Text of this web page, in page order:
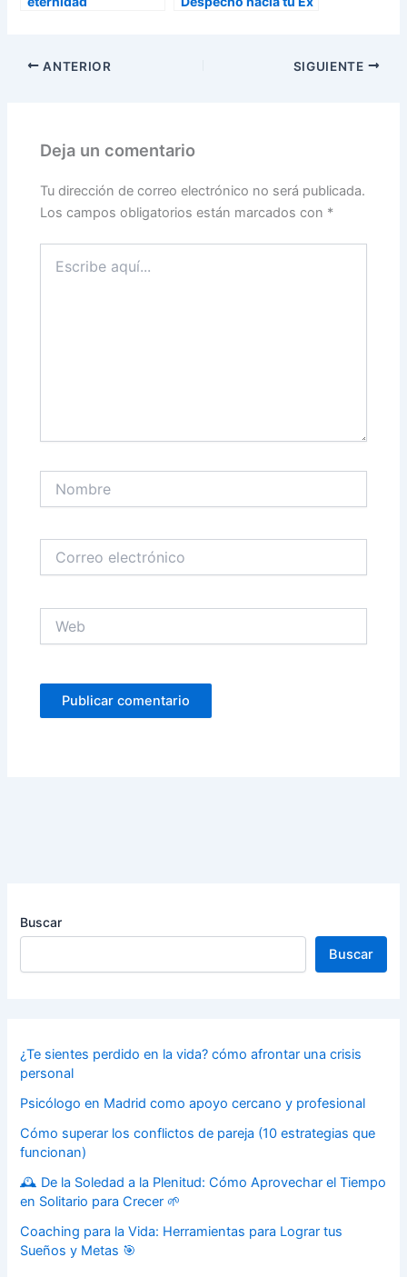
ANTERIOR SIGUIENTE
Deja un comentario
Tu dirección de correo electrónico no será publicada.
Los campos obligatorios están marcados con *
aquí...
electrónico
Buscar
Buscar
¿Te sientes perdido en la vida? cómo afrontar una crisis
personal
Psicólogo en Madrid como apoyo cercano y profesional
Cómo superar los conflictos de pareja (10 estrategias que
funcionan)
🕰️ De la Soledad a la Plenitud: Cómo Aprovechar el Tiempo
en Solitario para Crecer 🌱
Coaching para la Vida: Herramientas para Lograr tus
Sueños y Metas 🎯